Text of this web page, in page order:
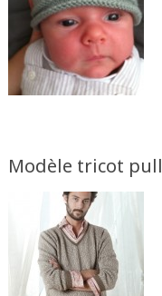
Modèle tricot pull